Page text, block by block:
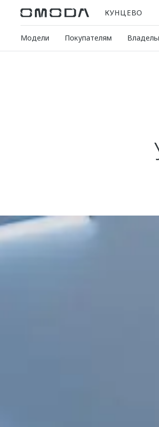
КУНЦЕВО
Модели Покупателям